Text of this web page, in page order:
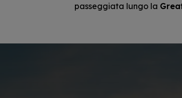
passeggiata lungo la